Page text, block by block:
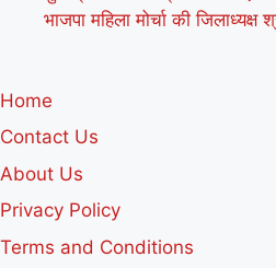
भाजपा महिला मोर्चा की जिलाध्यक्ष
Home
Contact Us
About Us
Privacy Policy
Terms and Conditions